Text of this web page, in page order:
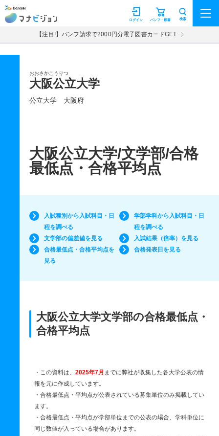
マナビジョン パンフ・願書
ログイン 検索
【注目!】パンフ請求で2000円分電子図書カードGET
おおさかこうりつ
大阪公立大学
公立大学 大阪府
大阪公立大学/文学部/合格
最低点・合格平均点
入試種別から入試科目・日
程を調べる
学部学科から入試科目・日
程を調べる
文学部の偏差値を見る
入試結果（倍率）を見る
合格最低点・合格平均点を
見る
合格発表日を見る
大阪公立大学文学部の合格最低点・
合格平均点
・この資料は、 2025年7月 までに弊社が収集した各大学公表の情
報を元に作成しています。
・合格最低点・平均点が公表されている募集単位のみ掲載してい
ます。
・合格最低点・平均点が学部単位までの公表の場合、学科単位に
同じ数値が入っている場合があります。